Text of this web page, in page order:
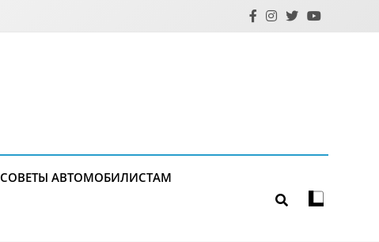
СОВЕТЫ АВТОМОБИЛИСТАМ